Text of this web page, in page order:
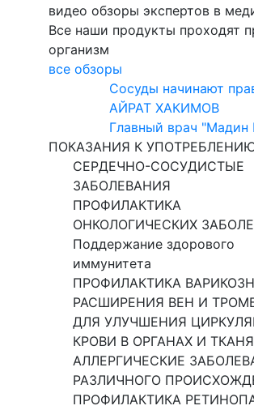
видео обзоры экспертов в
Все наши продукты проходят
организм
все обзоры
Cосуды начинают
АЙРАТ ХАКИМОВ
Главный врач "Мадин
ПОКАЗАНИЯ К
СЕРДЕЧНО-СОСУДИСТЫЕ
ЗАБОЛЕВАНИЯ
ПРОФИЛАКТИКА
ОНКОЛОГИЧЕСКИХ
Поддержание здорового
иммунитета
ПРОФИЛАКТИКА
РАСШИРЕНИЯ ВЕН И
ДЛЯ УЛУЧШЕНИЯ
КРОВИ В ОРГАНАХ И
АЛЛЕРГИЧЕСКИЕ
РАЗЛИЧНОГО
ПРОФИЛАКТИКА